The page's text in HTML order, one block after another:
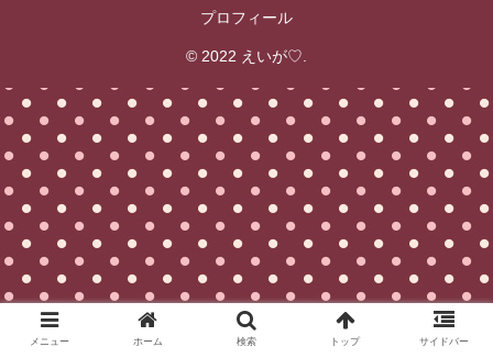
プロフィール
© 2022 えいが♡.
メニュー ホーム 検索 トップ サイドバー